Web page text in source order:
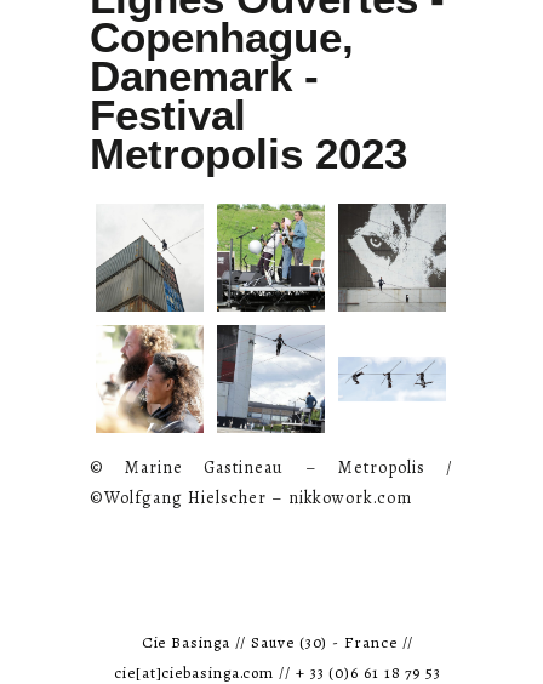
Copenhague,
Danemark -
Festival
Metropolis 2023
©️ Marine Gastineau – Metropolis /
©️Wolfgang Hielscher – nikkowork.com
Cie Basinga // Sauve (30) - France //
cie[at]ciebasinga.com // + 33 (0)6 61 18 79 53